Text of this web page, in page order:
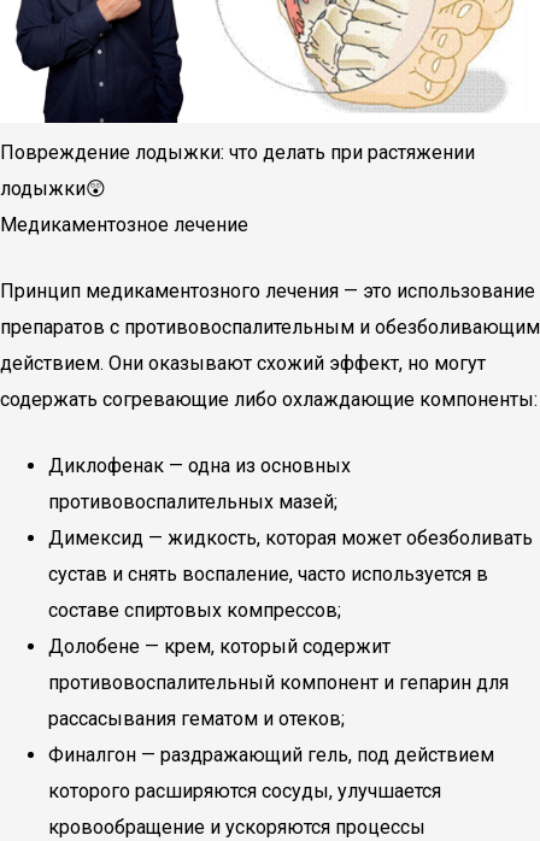
Повреждение лодыжки: что делать при растяжении
лодыжки😲
Медикаментозное лечение
Принцип медикаментозного лечения — это использование
препаратов с противовоспалительным и обезболивающим
действием. Они оказывают схожий эффект, но могут
содержать согревающие либо охлаждающие компоненты:
Диклофенак — одна из основных
противовоспалительных мазей;
Димексид — жидкость, которая может обезболивать
сустав и снять воспаление, часто используется в
составе спиртовых компрессов;
Долобене — крем, который содержит
противовоспалительный компонент и гепарин для
рассасывания гематом и отеков;
Финалгон — раздражающий гель, под действием
которого расширяются сосуды, улучшается
кровообращение и ускоряются процессы